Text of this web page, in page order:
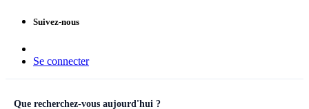
Suivez-nous
Se connecter
Que recherchez-vous aujourd'hui ?